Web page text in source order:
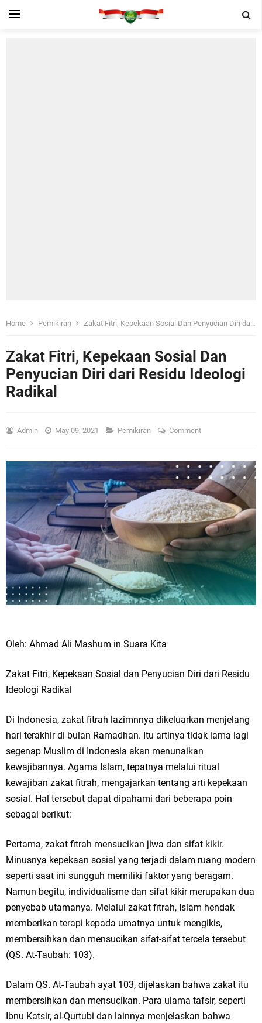
Home Pemikiran Zakat Fitri, Kepekaan Sosial Dan Penyucian Diri dari Residu Ideologi Radikal
Zakat Fitri, Kepekaan Sosial Dan
Penyucian Diri dari Residu Ideologi
Radikal
Admin May 09, 2021 Pemikiran Comment
Oleh: Ahmad Ali Mashum in Suara Kita
Zakat Fitri, Kepekaan Sosial dan Penyucian Diri dari Residu
Ideologi Radikal
Di Indonesia, zakat fitrah lazimnnya dikeluarkan menjelang
hari terakhir di bulan Ramadhan. Itu artinya tidak lama lagi
segenap Muslim di Indonesia akan menunaikan
kewajibannya. Agama Islam, tepatnya melalui ritual
kewajiban zakat fitrah, mengajarkan tentang arti kepekaan
sosial. Hal tersebut dapat dipahami dari beberapa poin
sebagai berikut:
Pertama, zakat fitrah mensucikan jiwa dan sifat kikir.
Minusnya kepekaan sosial yang terjadi dalam ruang modern
seperti saat ini sungguh memiliki faktor yang beragam.
Namun begitu, individualisme dan sifat kikir merupakan dua
penyebab utamanya. Melalui zakat fitrah, Islam hendak
memberikan terapi kepada umatnya untuk mengikis,
membersihkan dan mensucikan sifat-sifat tercela tersebut
(QS. At-Taubah: 103).
Dalam QS. At-Taubah ayat 103, dijelaskan bahwa zakat itu
membersihkan dan mensucikan. Para ulama tafsir, seperti
Ibnu Katsir, al-Qurtubi dan lainnya menjelaskan bahwa